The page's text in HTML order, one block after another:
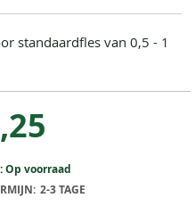
standaardfles van 0,5 - 1
Op voorraad
2-3 TAGE